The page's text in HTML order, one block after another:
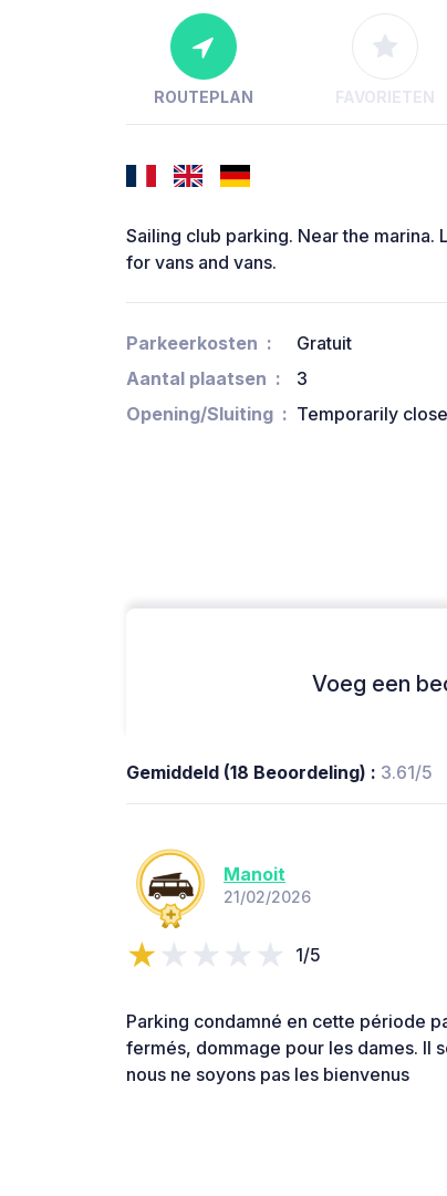
ROUTEPLAN FAVORIETEN
Sailing club parking. Near the
for vans and vans.
Parkeerkosten
Gratuit
Aantal plaatsen
3
Opening/Sluiting
Temporarily
Voeg een
Gemiddeld (18 Beoordeling) : 3.61/5
Manoit
21/02/2026
1/5
Parking condamné en cette période
fermés, dommage pour les dames. Il
nous ne soyons pas les bienvenus